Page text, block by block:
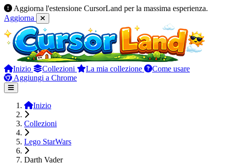
Aggiorna l'estensione CursorLand per la massima esperienza.
Aggiorna
Inizio Collezioni La mia collezione
Come usare
Aggiungi a Chrome
Inizio
Collezioni
Lego StarWars
Darth Vader